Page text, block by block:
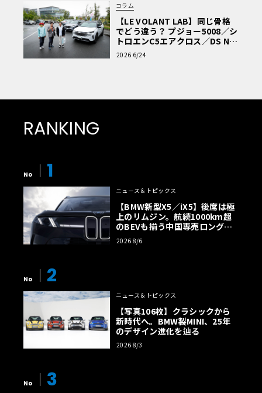
コラム
【LE VOLANT LAB】同じ骨格
でどう違う？ プジョー5008／シ
トロエンC5エアクロス／DS Nº4
読者一気乗りレポート
2026 6/24
RANKING
No 1
ニュース＆トピックス
【BMW新型X5／iX5】後席は極
上のリムジン。航続1000km超
のBEVも揃う中国専売ロング仕
様の全貌
2026 8/6
No 2
ニュース＆トピックス
【写真106枚】クラシックから
新時代へ。BMW製MINI、25年
のデザイン進化を辿る
2026 8/3
No 3